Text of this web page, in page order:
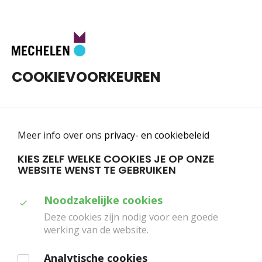
Home Plan je bezoek Alles over tickets
ALLES OVER TICKETS
COOKIEVOORKEUREN
Meer info over ons privacy- en cookiebeleid
KIES ZELF WELKE COOKIES JE OP ONZE
WEBSITE WENST TE GEBRUIKEN
Duid
welke
cookies
Noodzakelijke cookies
Deze cookies zijn nodig voor een goede
werking van de website.
Analytische cookies